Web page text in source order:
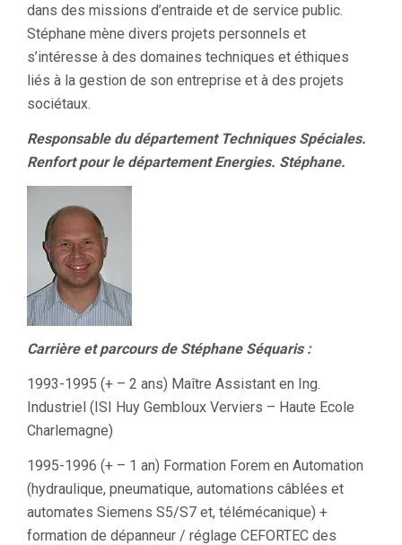
dans des missions d’entraide et de service public.
Stéphane mène divers projets personnels et
s’intéresse à des domaines techniques et éthiques
liés à la gestion de son entreprise et à des projets
sociétaux.
Responsable du département Techniques Spéciales.
Renfort pour le département Energies. Stéphane.
Carrière et parcours de Stéphane Séquaris :
1993-1995 (+ – 2 ans) Maître Assistant en Ing.
Industriel (ISI Huy Gembloux Verviers – Haute Ecole
Charlemagne)
1995-1996 (+ – 1 an) Formation Forem en Automation
(hydraulique, pneumatique, automations câblées et
automates Siemens S5/S7 et, télémécanique) +
formation de dépanneur / réglage CEFORTEC des